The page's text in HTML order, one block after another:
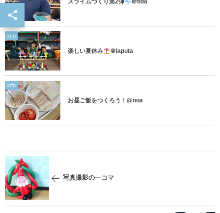
スライムづくり第2弾 ＠tida
info
楽しい夏休み ＠laputa
info
お昼ご飯をつくろう！@noa
写真撮影の一コマ